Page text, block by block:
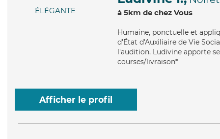
ÉLÉGANTE à 5km de chez Vous
Humaine, ponctuelle et
d'État d'Auxiliaire de Vie
l'audition, Ludivine apporte
courses/livraison*
Afficher le profil